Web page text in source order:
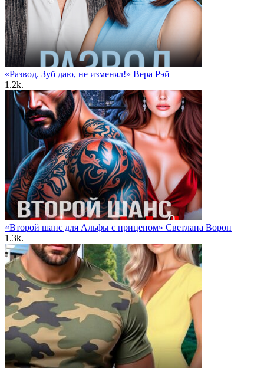
«Развод. Зуб даю, не изменял!» Вера Рэй
1.2k.
«Второй шанс для Альфы с прицепом» Светлана Ворон
1.3k.